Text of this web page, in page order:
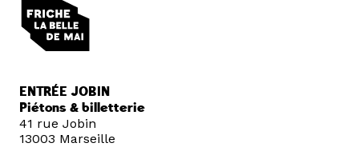
ENTRÉE JOBIN
Piétons & billetterie
41 rue Jobin
13003 Marseille